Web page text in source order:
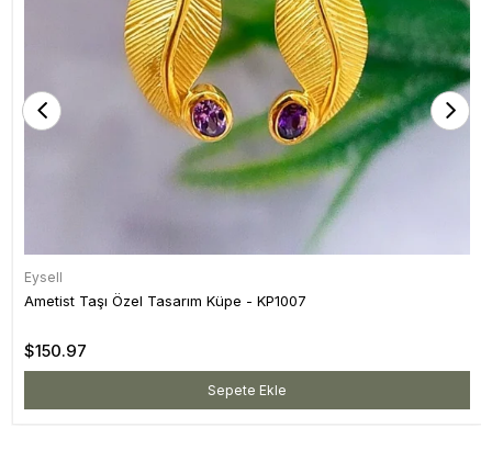
Eysell
Ametist Taşı Özel Tasarım Küpe - KP1007
$150.97
Sepete Ekle